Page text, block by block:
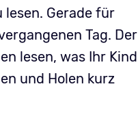
lesen. Gerade für
Tag. Der
lesen, was Ihr Kind
und Holen kurz